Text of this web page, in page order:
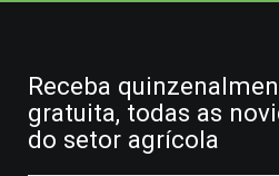
Receba
gratuita, todas as
do setor agrícola